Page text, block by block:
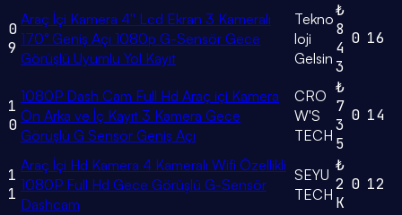
0
9
Araç İçi Kamera 4'' Lcd Ekran 3 Kameralı
170° Geniş Açı 1080p G-Sensör Gece
Görüşlü Uyumlu Yol Kayıt
Tekno
loji
Gelsin
₺
8
4
3
0 16
1
0
1080P Dash Cam Full Hd Araç içi Kamera
Ön Arka ve İç Kayıt 3 Kamera Gece
Görüşlü G Sensör Geniş Açı
CRO
W'S
TECH
₺
7
3
5
0 14
1
1
Araç İçi Hd Kamera 4 Kameralı Wifi Özellikli
1080P Full Hd Gece Görüşlü G-Sensör
Dashcam
SEYU
TECH
₺
2
K
0 12